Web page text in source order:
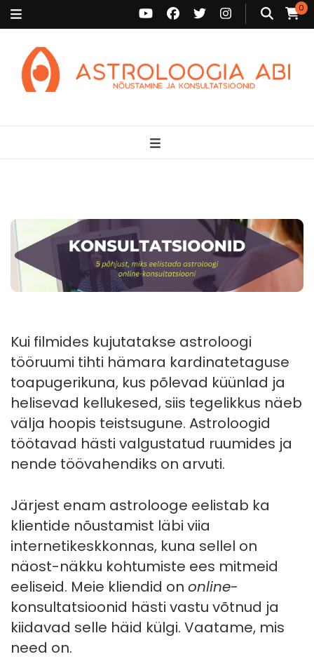
0
Kui filmides kujutatakse astroloogi
tööruumi tihti hämara kardinatetaguse
toapugerikuna, kus põlevad küünlad ja
helisevad kellukesed, siis tegelikkus näeb
välja hoopis teistsugune. Astroloogid
töötavad hästi valgustatud ruumides ja
nende töövahendiks on arvuti.
Järjest enam astrolooge eelistab ka
klientide nõustamist läbi viia
internetikeskkonnas, kuna sellel on
näost-näkku kohtumiste ees mitmeid
eeliseid. Meie kliendid on online-
konsultatsioonid hästi vastu võtnud ja
kiidavad selle häid külgi. Vaatame, mis
need on.